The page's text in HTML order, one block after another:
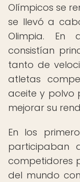
Olímpicos se
se llevó a
Olimpia. En
consistían
tanto de
atletas
aceite y polvo
mejorar su
En los
participaban
competidores
del mundo